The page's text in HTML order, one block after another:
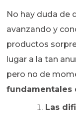
No hay duda de
avanzando y
productos
lugar a la tan
pero no de
fundamentales
Las